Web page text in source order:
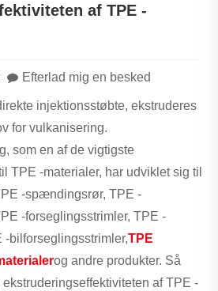
af ​​TPE -
Efterlad mig en besked
injektionsstøbte, ekstruderes
for vulkanisering.
som en af ​​de vigtigste
TPE -materialer, har udviklet sig til
-spændingsrør, TPE -
-forseglingsstrimler, TPE -
bilforseglingsstrimler,TPE
og andre produkter. Så
af ​​TPE -